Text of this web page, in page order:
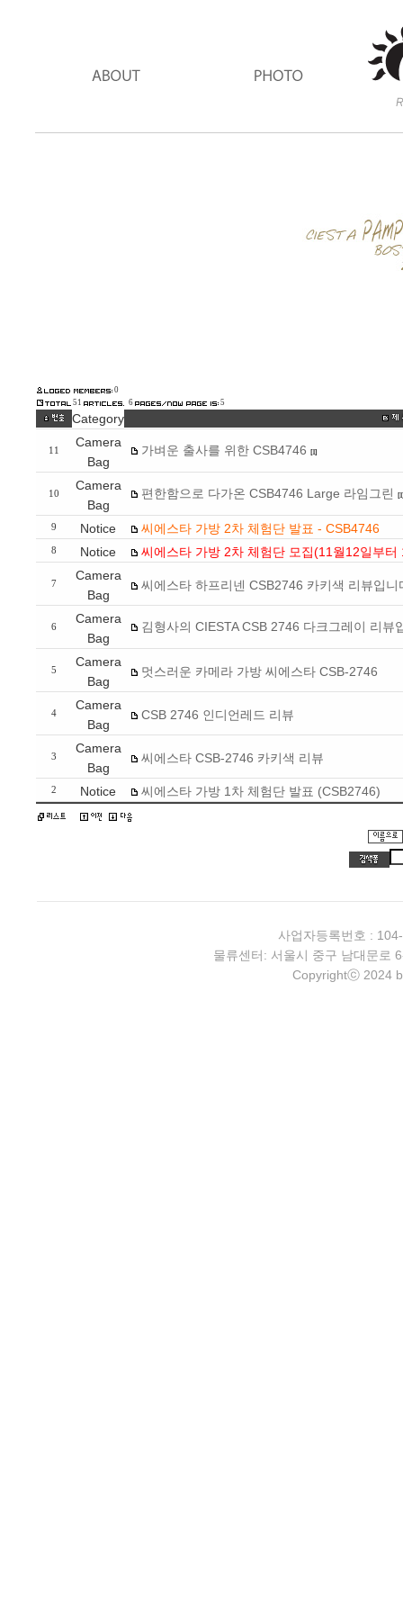
0
51
6 5
Category
11
Camera
Bag
가벼운 출사를 위한 CSB4746 [1]
10
Camera
Bag
편한함으로 다가온 CSB4746 Large 라임그린 [1]
9 Notice 씨에스타 가방 2차 체험단 발표 - CSB4746
8 Notice 씨에스타 가방 2차 체험단 모집(11월12일부터
7
Camera
Bag
씨에스타 하프리넨 CSB2746 카키색 리뷰입니
6
Camera
Bag
김형사의 CIESTA CSB 2746 다크그레이 리뷰
5
Camera
Bag
멋스러운 카메라 가방 씨에스타 CSB-2746
4
Camera
Bag
CSB 2746 인디언레드 리뷰
3
Camera
Bag
씨에스타 CSB-2746 카키색 리뷰
2 Notice 씨에스타 가방 1차 체험단 발표 (CSB2746)
사업자등록번호 :
물류센터: 서울시 중구 남대문로
Copyrightⓒ 2024